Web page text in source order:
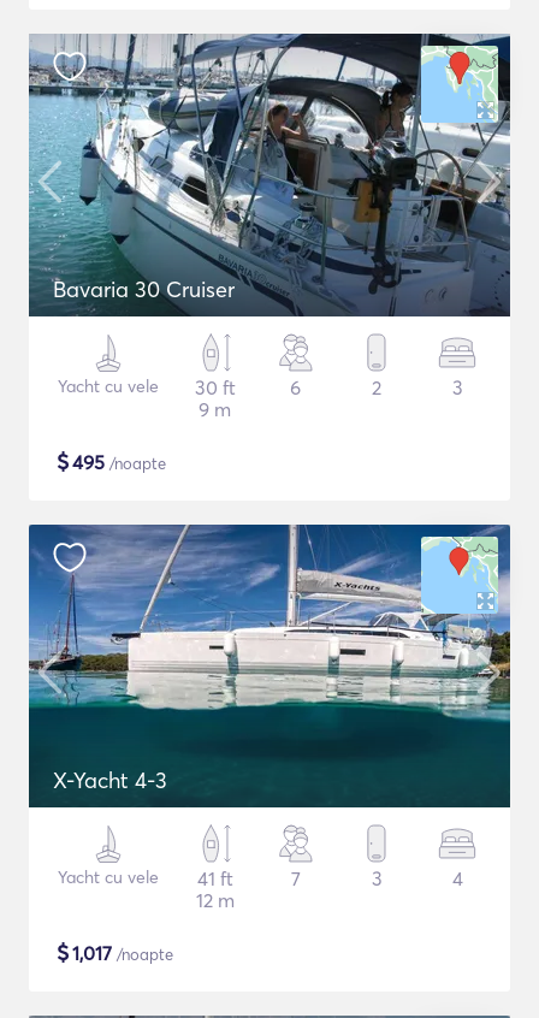
Bavaria 30 Cruiser
Yacht cu vele
30 ft
9 m
6 2 3
$495 /noapte
X-Yacht 4-3
Yacht cu vele
41 ft
12 m
7 3 4
$1,017 /noapte